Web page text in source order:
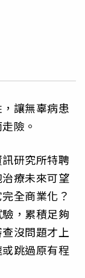
讓無辜病患
險。
研究所特聘
療未來可望
全商業化？
，累積足夠
沒問題才上
跳過原有程